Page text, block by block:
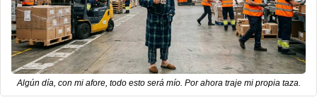
Algún día, con mi afore, todo esto será mío. Por ahora traje mi propia taza.